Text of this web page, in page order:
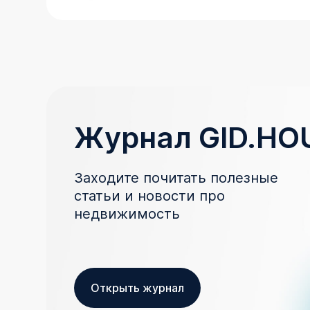
Журнал
Заходите почитать полезные
статьи и новости про
недвижимость
Открыть журнал